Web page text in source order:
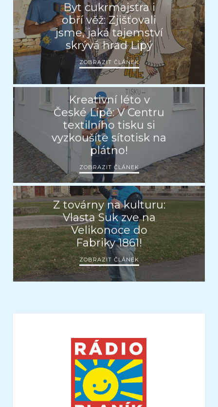
Byt cukrmajstra i
obří věž: Zjišťovali
jsme, jaká tajemství
skrývá hrad Lipý
ZOBRAZIT ČLÁNEK
Kreativní léto v
České Lípě: V Centru
textilního tisku si
vyzkoušíte sítotisk na
plátno!
ZOBRAZIT ČLÁNEK
Z továrny na kulturu:
Vlasta Suk zve na
Velikonoce do
Fabriky 1861!
ZOBRAZIT ČLÁNEK